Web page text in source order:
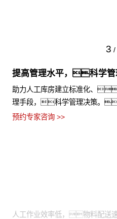
3 /
提高管理水平，科学管
助力人工库房建立标准化、
理手段，科学管理决策。
预约专家咨询 >>
人工作业效率低，物料配